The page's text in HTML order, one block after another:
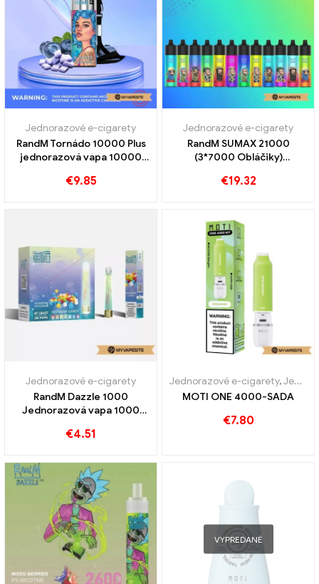
Jednorazové e-cigarety
RandM Tornádo 10000 Plus
jednorazová vapa 10000
€9.85
Jednorazové e-cigarety
RandM SUMAX 21000
(3*7000 Obláčiky)
vymeniteľnou kapacitou
€19.32
Jednorazové e-cigarety
RandM Dazzle 1000
Jednorazová vapa 1000
€4.51
Jednorazové e-cigarety,Jednorazové elektronické cigarety Rakúsko
MOTI ONE 4000-SADA
€7.80
VYPREDANÉ